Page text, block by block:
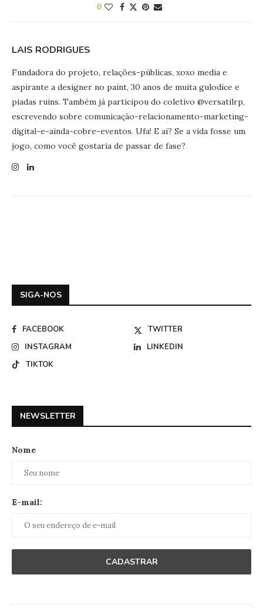
0
LAIS RODRIGUES
Fundadora do projeto, relações-públicas, xoxo media e
aspirante a designer no paint, 30 anos de muita gulodice e
piadas ruins. Também já participou do coletivo @versatilrp,
escrevendo sobre comunicação-relacionamento-marketing-
digital-e-ainda-cobre-eventos. Ufa! E aí? Se a vida fosse um
jogo, como você gostaria de passar de fase?
SIGA-NOS
FACEBOOK
TWITTER
INSTAGRAM
LINKEDIN
TIKTOK
NEWSLETTER
Nome
E-mail: